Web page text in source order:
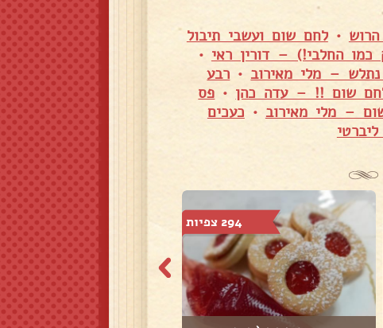
•לחם שום ועשבי תיבול
כמו החלבי!) – דורין ראי •
– מלי מאירוב • רבע
שום !! – עדה כהן • פס
– מלי מאירוב • כעכים
294 צפיות